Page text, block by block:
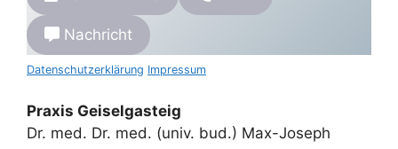
Nachricht
Datenschutzerklärung Impressum
Praxis Geiselgasteig
Dr. med. Dr. med. (univ. bud.) Max-Joseph